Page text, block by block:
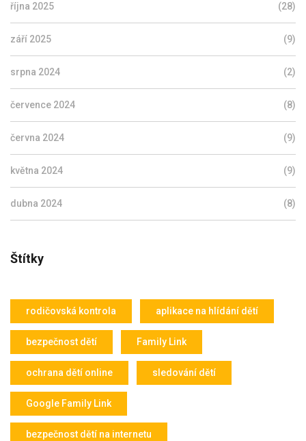
října 2025 (28)
září 2025 (9)
srpna 2024 (2)
července 2024 (8)
června 2024 (9)
května 2024 (9)
dubna 2024 (8)
Štítky
rodičovská kontrola aplikace na hlídání dětí
bezpečnost dětí Family Link
ochrana dětí online sledování dětí
Google Family Link
bezpečnost dětí na internetu